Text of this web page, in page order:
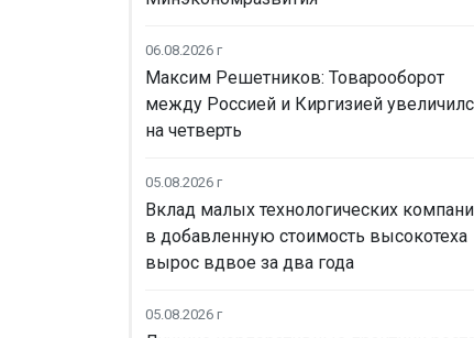
06.08.2026 г
Максим Решетников: Товарооборот
между Россией и Киргизией
на четверть
05.08.2026 г
Вклад малых технологических
в добавленную стоимость высокотеха
вырос вдвое за два года
05.08.2026 г